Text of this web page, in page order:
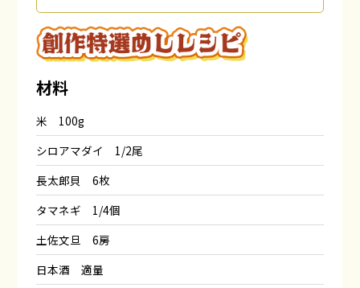
材料
米 100g
シロアマダイ 1/2尾
長太郎貝 6枚
タマネギ 1/4個
土佐文旦 6房
日本酒 適量